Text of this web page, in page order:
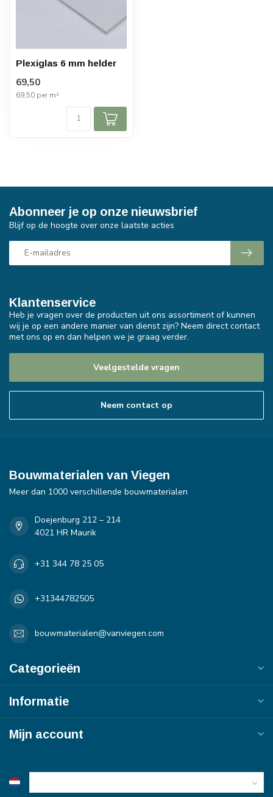
Plexiglas 6 mm helder
69,50
69,50 per m²
Klantenservice
Heb je vragen over de producten uit ons assortiment of kunnen
wij je op een andere manier van dienst zijn? Neem direct contact
met ons op en dan helpen we je graag verder.
Veelgestelde vragen
Neem contact op
Abonneer je op onze nieuwsbrief
Blijf op de hoogte over onze laatste acties
Bouwmaterialen van Viegen
Meer dan 1000 verschillende bouwmaterialen
Doejenburg 212 – 214
4021 HR Maurik
+31 344 78 25 05
+31344782505
bouwmaterialen@vanviegen.com
Categorieën
Informatie
Mijn account